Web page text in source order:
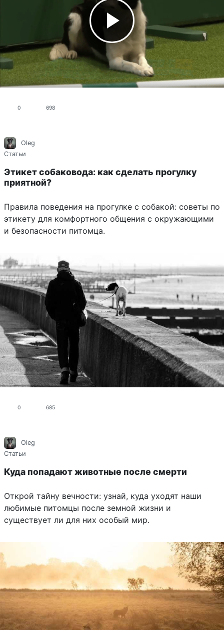
0 698
Oleg
Статьи
Этикет собаковода: как сделать прогулку
приятной?
Правила поведения на прогулке с собакой: советы по
этикету для комфортного общения с окружающими
и безопасности питомца.
0 685
Oleg
Статьи
Куда попадают животные после смерти
Открой тайну вечности: узнай, куда уходят наши
любимые питомцы после земной жизни и
существует ли для них особый мир.